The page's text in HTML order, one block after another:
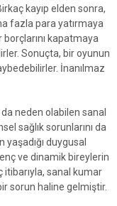
kayıp elden sonra,
fazla para yatırmaya
borçlarını kapatmaya
Sonuçta, bir oyunun
İnanılmaz
neden olabilen sanal
sağlık sorunlarını da
duygusal
ve dinamik bireylerin
sanal kumar
sorun haline gelmiştir.